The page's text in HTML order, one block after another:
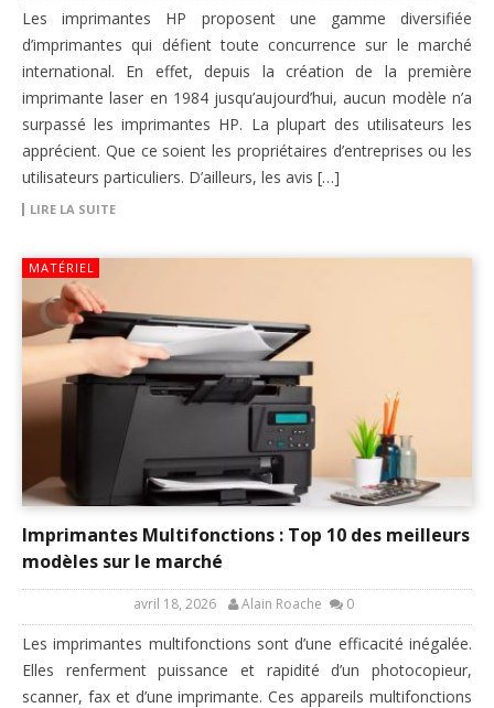
Les imprimantes HP proposent une gamme diversifiée
d’imprimantes qui défient toute concurrence sur le marché
international. En effet, depuis la création de la première
imprimante laser en 1984 jusqu’aujourd’hui, aucun modèle n’a
surpassé les imprimantes HP. La plupart des utilisateurs les
apprécient. Que ce soient les propriétaires d’entreprises ou les
utilisateurs particuliers. D’ailleurs, les avis […]
LIRE LA SUITE
MATÉRIEL
Imprimantes Multifonctions : Top 10 des meilleurs
modèles sur le marché
avril 18, 2026 Alain Roache 0
Les imprimantes multifonctions sont d’une efficacité inégalée.
Elles renferment puissance et rapidité d’un photocopieur,
scanner, fax et d’une imprimante. Ces appareils multifonctions